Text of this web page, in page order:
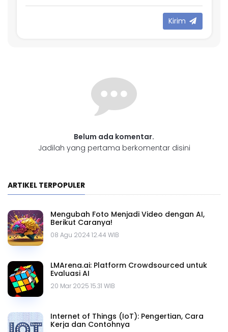
Kirim
Belum ada komentar.
Jadilah yang pertama berkomentar disini
ARTIKEL TERPOPULER
Mengubah Foto Menjadi Video dengan AI,
Berikut Caranya!
08 Agu 2024 12.44 WIB
LMArena.ai: Platform Crowdsourced untuk
Evaluasi AI
20 Mar 2025 15.31 WIB
Internet of Things (IoT): Pengertian, Cara
Kerja dan Contohnya